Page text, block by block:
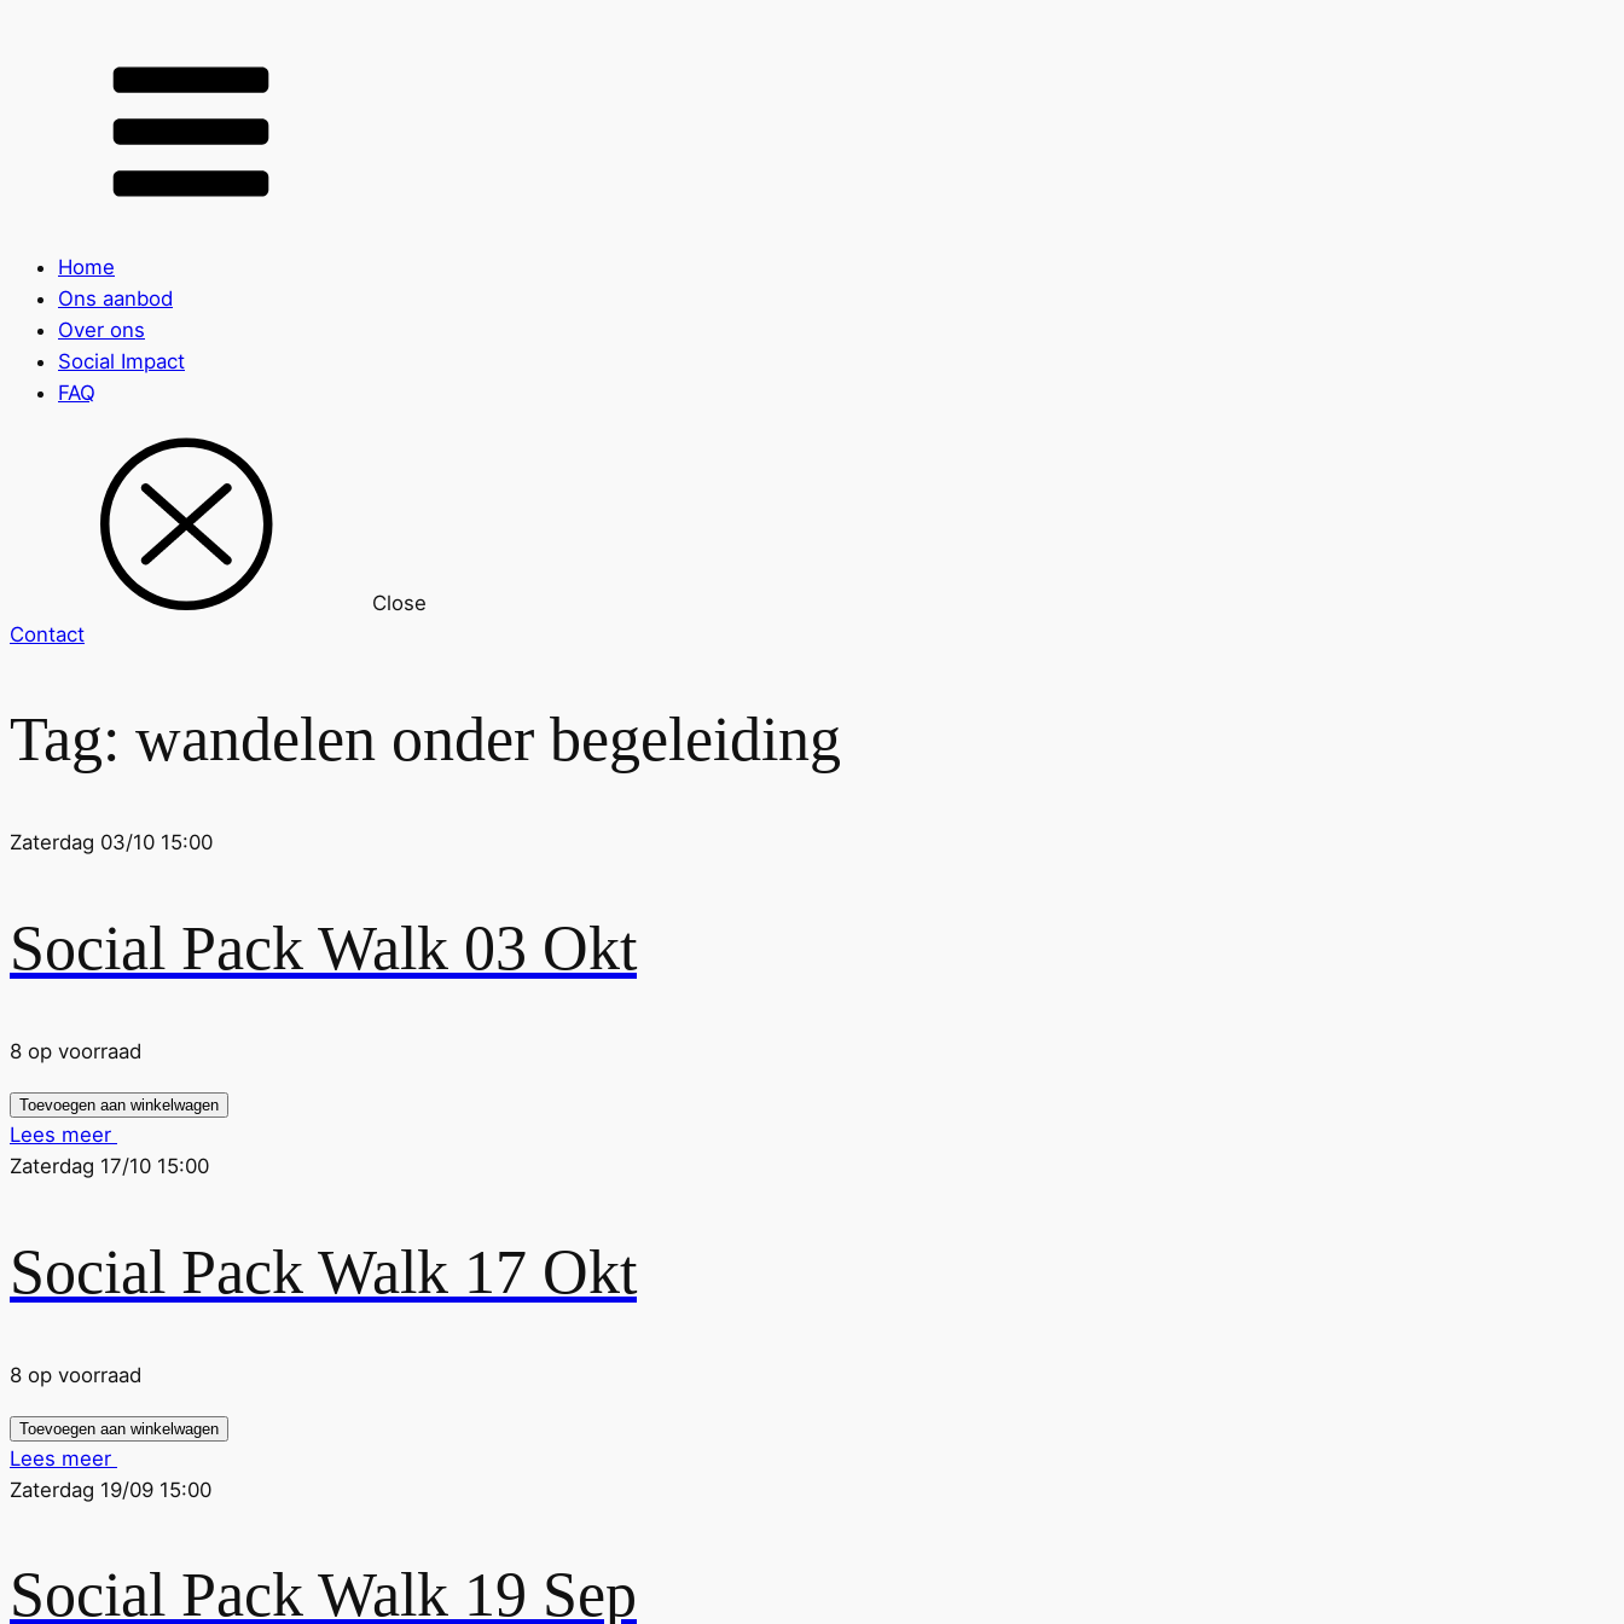
Home
Ons aanbod
Over ons
Social Impact
FAQ
Close
Contact
Tag: wandelen onder begeleiding
Zaterdag 03/10 15:00
Social Pack Walk 03 Okt
8 op voorraad
Toevoegen aan winkelwagen
Lees meer
Zaterdag 17/10 15:00
Social Pack Walk 17 Okt
8 op voorraad
Toevoegen aan winkelwagen
Lees meer
Zaterdag 19/09 15:00
Social Pack Walk 19 Sep